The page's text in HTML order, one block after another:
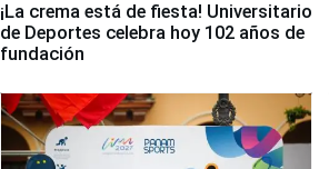
¡La crema está de fiesta! Universitario
de Deportes celebra hoy 102 años de
fundación